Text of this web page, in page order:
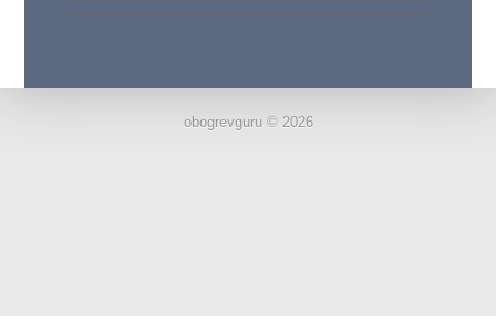
obogrevguru © 2026